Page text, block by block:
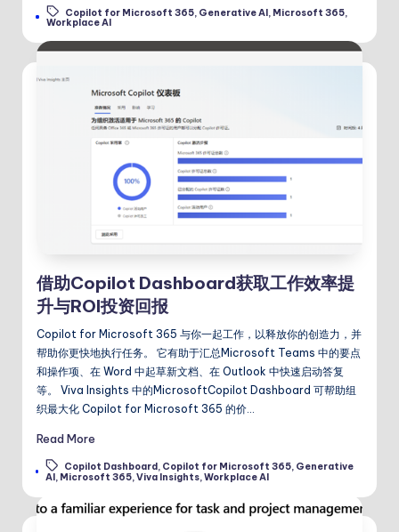
Tags: Copilot for Microsoft 365, Generative AI, Microsoft 365,
Workplace AI
借助Copilot Dashboard获取工作效率提
升与ROI投资回报
Copilot for Microsoft 365 与你一起工作，以释放你的创造力，并
帮助你更快地执行任务。 它有助于汇总Microsoft Teams 中的要点
和操作项、在 Word 中起草新文档、在 Outlook 中快速启动答复
等。 Viva Insights 中的MicrosoftCopilot Dashboard 可帮助组
织最大化 Copilot for Microsoft 365 的价…
Read More
Tags: Copilot Dashboard, Copilot for Microsoft 365, Generative
AI, Microsoft 365,Viva Insights,Workplace AI